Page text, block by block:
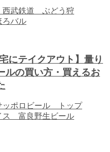
にテイクアウト】量り
ルの買い方・買えるお